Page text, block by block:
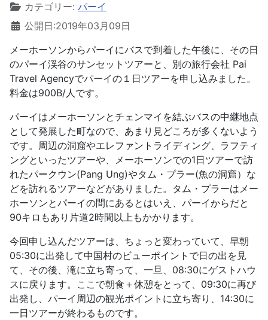
カテゴリー: パーイ
公開日:2019年03月09日
メーホーソンからパーイにバスで到着した午後に、その日
のパーイ渓谷のサンセットツアーと、別の旅行会社 Pai
Travel Agencyでパーイの１日ツアーを申し込みました。
料金は900B/人です。
パーイはメーホーソンとチェンマイを結ぶバスの中継地点
として発展した町なので、あまり見どころが多くないよう
です。周辺の洞窟やエレファントライディング、ラフティ
ングといったツアーや、メーホーソンでの1日ツアーで訪
れたパークウン(Pang Ung)やタム・プラー(魚の洞窟）な
どを訪れるツアーなどがありました。タム・プラーはメー
ホーソンとパーイの間にあるとはいえ、パーイからだと
90キロもあり片道2時間以上もかかります。
今回申し込んだツアーは、ちょっと変わっていて、早朝
05:30に出発して中国村のビューポイントで日の出を見
て、その後、滝に立ち寄って、一旦、08:30にゲストハウ
スに戻ります。ここで朝食＋休憩をとって、09:30に再び
出発し、パーイ周辺の観光ポイントに立ち寄り、14:30に
一日ツアーが終わるものです。